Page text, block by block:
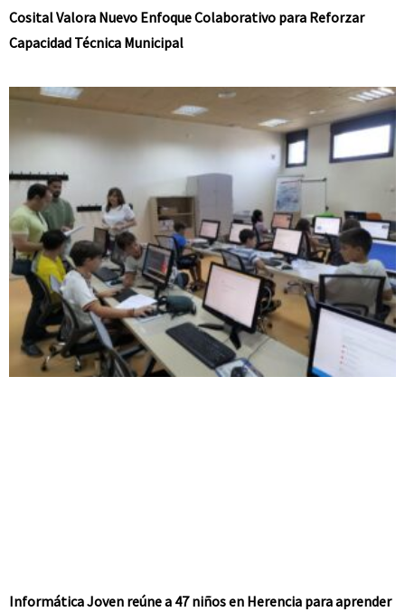
Cosital Valora Nuevo Enfoque Colaborativo para Reforzar
Capacidad Técnica Municipal
Informática Joven reúne a 47 niños en Herencia para aprender